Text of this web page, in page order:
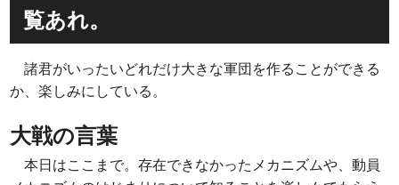
覧あれ。
諸君がいったいどれだけ大きな軍団を作ることができる
か、楽しみにしている。
大戦の言葉
本日はここまで。存在できなかったメカニズムや、動員